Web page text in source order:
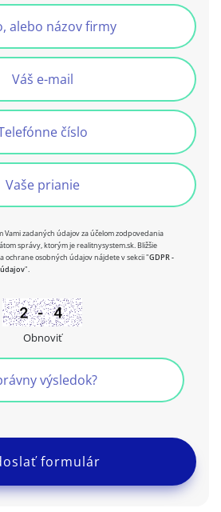
Vami zadaných údajov za účelom zodpovedania
správy, ktorým je realitnysystem.sk. Bližšie
ochrane osobných údajov nájdete v sekcii "GDPR -
".
Obnoviť